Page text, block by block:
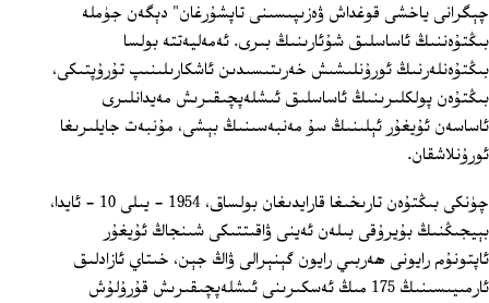
چېگرانى ياخشى قوغداش ۋەزىپىسىنى تاپشۇرغان" دېگەن جۈملە
بىڭتۇەننىڭ ئاساسلىق شۇئارىنىڭ بىرى. ئەمەليەتتە بولسا
بىڭتۇەنلەرنىڭ ئورۇنلىشىش خەرىتىسىدىن ئاشكارىلىنىپ تۇرۇپتىكى،
بىڭتۇەن پولكلىرىنىڭ ئاساسلىق ئىشلەپچىقىرىش مەيدانلىرى
ئاساسەن ئۇيغۇر ئېلىنىڭ سۇ مەنبەسىنىڭ بېشى، مۇنبەت جايلىرىغا
ئورۇنلاشقان.
چۈنكى بىڭتۇەن تارىخىغا قارايدىغان بولساق، 1954 - يىلى 10 - ئايدا،
بېيجىڭنىڭ بۇيرۇقى بىلەن ئەينى ۋاقىتتىكى شىنجاڭ ئۇيغۇر
ئاپتونۇم رايونى ھەربىي رايون گېنېرالى ۋاڭ جېن، خىتاي ئازادلىق
ئارمىيىسىنىڭ 175 مىڭ ئەسكىرىنى ئىشلەپچىقىرىش قۇرۇلۇش